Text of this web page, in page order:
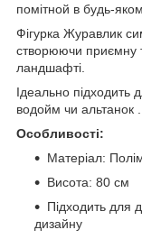
помітной в будь-
Фігурка Журавлик
створюючи приємну
ландшафті.
Ідеально
водойм чи альтанок .
Особливості:
Матеріал:
Висота: 80 см
Підходить для
дизайну